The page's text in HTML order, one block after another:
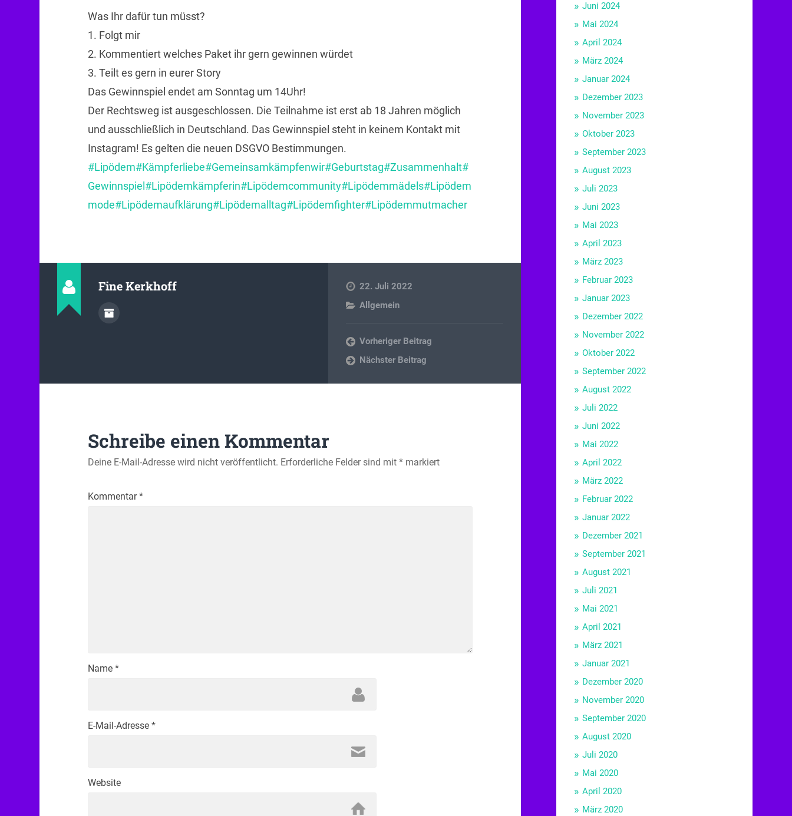
Was Ihr dafür tun müsst?
1. Folgt mir
2. Kommentiert welches Paket ihr gern gewinnen würdet
3. Teilt es gern in eurer Story
Das Gewinnspiel endet am Sonntag um 14Uhr!
Der Rechtsweg ist ausgeschlossen. Die Teilnahme ist erst ab 18 Jahren möglich
und ausschließlich in Deutschland. Das Gewinnspiel steht in keinem Kontakt mit
Instagram! Es gelten die neuen DSGVO Bestimmungen.
#Lipödem#Kämpferliebe#Gemeinsamkämpfenwir#Geburtstag#Zusammenhalt#
Gewinnspiel #Lipödemkämpferin#Lipödemcommunity#Lipödemmädels#Lipödem
mode#Lipödemaufklärung#Lipödemalltag#Lipödemfighter#Lipödemmutmacher
Fine Kerkhoff
22. Juli 2022
Allgemein
Vorheriger Beitrag
Nächster Beitrag
Schreibe einen Kommentar
Deine E-Mail-Adresse wird nicht veröffentlicht. Erforderliche Felder sind mit *markiert
Kommentar*
Name *
E-Mail-Adresse *
Website
Juni 2024
Mai 2024
April 2024
März 2024
Januar 2024
Dezember 2023
November 2023
Oktober 2023
September 2023
August 2023
Juli 2023
Juni 2023
Mai 2023
April 2023
März 2023
Februar 2023
Januar 2023
Dezember 2022
November 2022
Oktober 2022
September 2022
August 2022
Juli 2022
Juni 2022
Mai 2022
April 2022
März 2022
Februar 2022
Januar 2022
Dezember 2021
September 2021
August 2021
Juli 2021
Mai 2021
April 2021
März 2021
Januar 2021
Dezember 2020
November 2020
September 2020
August 2020
Juli 2020
Mai 2020
April 2020
März 2020